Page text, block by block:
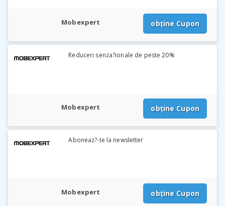
Mobexpert obține Cupon
Reduceri senza?ionale de peste 20%
Mobexpert obține Cupon
Aboneaz?-te la newsletter
Mobexpert obține Cupon